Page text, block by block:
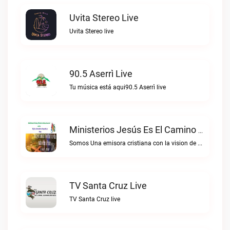
Uvita Stereo Live
Uvita Stereo live
90.5 Aserrì Live
Tu música está aqui90.5 Aserrì live
Ministerios Jesús Es El Camino Live
Somos Una emisora cristiana con la vision de alcanzar las almas para Cristo.Ministerios Jesús es el Camino live
TV Santa Cruz Live
TV Santa Cruz live